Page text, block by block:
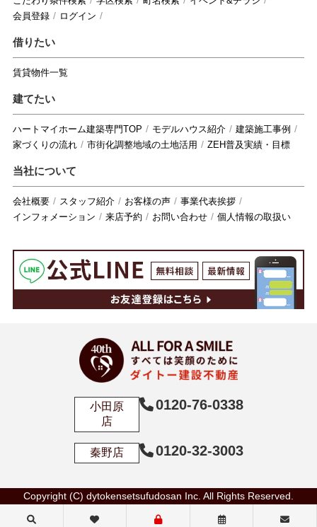
会員登録
ログイン
借りたい
賃貸物件一覧
建てたい
ハートマイホーム建築専門TOP モデルハウス紹介
建築施工事例
家づくりの流れ
市街化調整地域の土地活用 ZEH普及実績・目標
当社について
会社概要 スタッフ紹介 お客様の声
事業代表挨拶
インフォメーション
来店予約 お問い合わせ 個人情報の取扱い
小田原
店
0120-76-0338
秦野店 0120-32-3003
Copyright (C) dytokensetsufudosan Inc. All Rights Reserved.